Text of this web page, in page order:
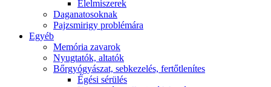
É́lelmiszerek
Daganatosoknak
Pajzsmirigy problémára
Egyéb
Memória zavarok
Nyugtatók, altatók
Bőrgyógyászat, sebkezelés, fertőtlenítes
É́gési sérülés